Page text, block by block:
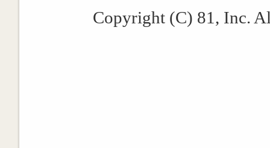
Copyright (C) 81, Inc.